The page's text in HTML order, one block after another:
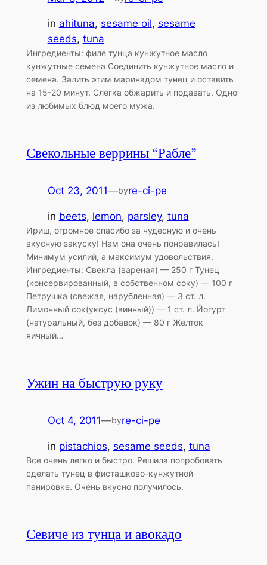
in ahituna, sesame oil, sesame
seeds, tuna
Ингредиенты: филе тунца кунжутное масло
кунжутные семена Соединить кунжутное масло и
семена. Залить этим маринадом тунец и оставить
на 15-20 минут. Слегка обжарить и подавать. Одно
из любимых блюд моего мужа.
Свекольные веррины “Рабле”
Oct 23, 2011—byre-ci-pe
in beets, lemon, parsley, tuna
Ириш, огромное спасибо за чудесную и очень
вкусную закуску! Нам она очень понравилась!
Минимум усилий, а максимум удовольствия.
Ингредиенты: Свекла (вареная) — 250 г Тунец
(консервированный, в собственном соку) — 100 г
Петрушка (свежая, нарубленная) — 3 ст. л.
Лимонный сок(уксус (винный)) — 1 ст. л. Йогурт
(натуральный, без добавок) — 80 г Желток
яичный…
Ужин на быструю руку
Oct 4, 2011—byre-ci-pe
in pistachios, sesame seeds, tuna
Все очень легко и быстро. Решила попробовать
сделать тунец в фисташково-кунжутной
панировке. Очень вкусно получилось.
Севиче из тунца и авокадо